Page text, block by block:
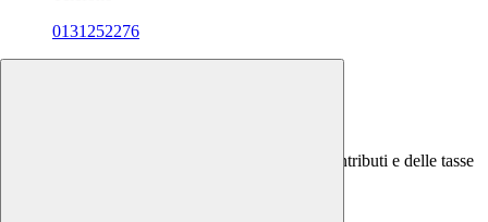
0131252276
Piattaforma online per gestire i pagamenti dei contributi e delle tasse